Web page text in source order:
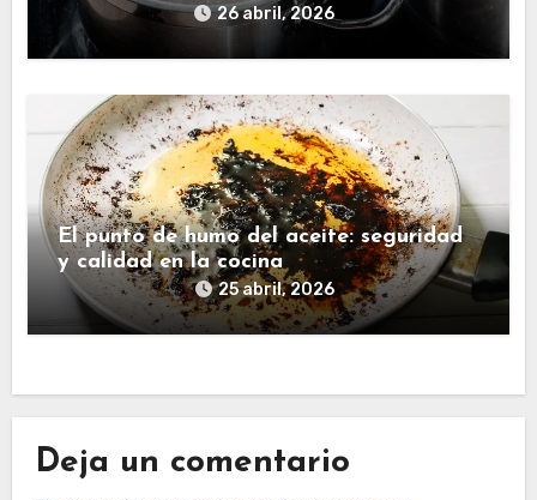
26 abril, 2026
El punto de humo del aceite: seguridad
y calidad en la cocina
25 abril, 2026
Deja un comentario